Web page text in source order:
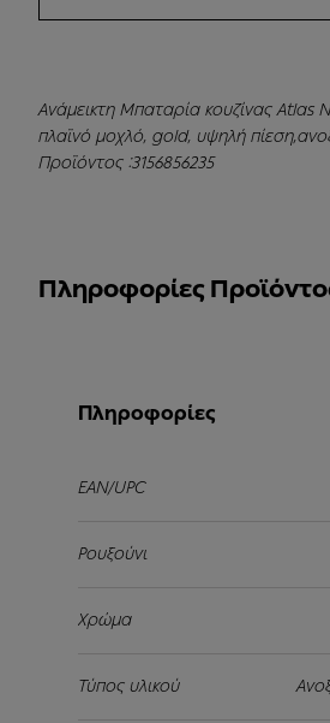
Ανάμεικτη Μπαταρία κουζίνας Atlas
πλαϊνό μοχλό, gold, υψηλή
Προϊόντος :3156856235
Πληροφορίες
Πληροφορίες
EAN/UPC
Ρουξούνι
Χρώμα
Τύπος υλικού